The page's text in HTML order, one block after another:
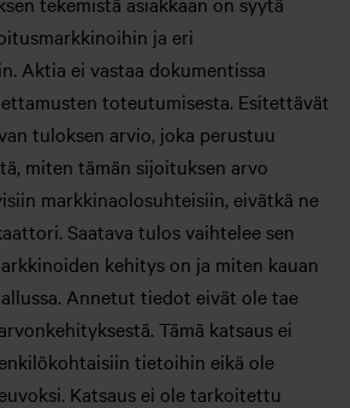
ja eri
Aktia ei vastaa dokumentissa
toteutumisesta. Esitettävät
tuloksen arvio, joka perustuu
miten tämän sijoituksen arvo
markkinaolosuhteisiin, eivätkä ne
Saatava tulos vaihtelee sen
kehitys on ja miten kauan
Annetut tiedot eivät ole tae
Tämä katsaus ei
tietoihin eikä ole
Katsaus ei ole tarkoitettu